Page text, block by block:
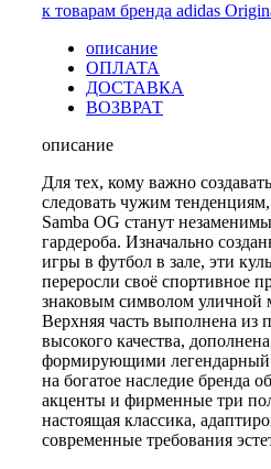
к товарам бренда adidas
описание
ОПЛАТА
ДОСТАВКА
ВОЗВРАТ
описание
Для тех, кому важно
следовать чужим
Samba OG станут
гардероба. Изначально
игры в футбол в зале, эти
переросли своё спортивное
знаковым символом уличной
Верхняя часть выполнена из
высокого качества,
формирующими легендарный
на богатое наследие бренда
акценты и фирменные три
настоящая классика,
современные требования